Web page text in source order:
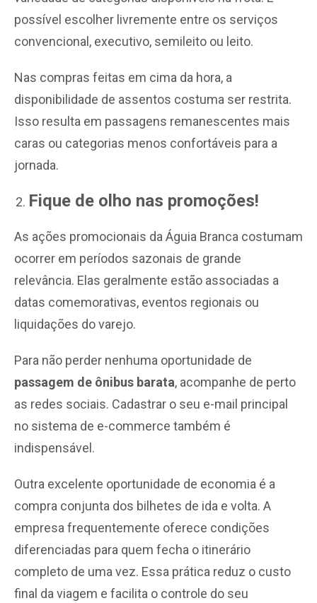
possível escolher livremente entre os serviços
convencional, executivo, semileito ou leito.
Nas compras feitas em cima da hora, a
disponibilidade de assentos costuma ser restrita.
Isso resulta em passagens remanescentes mais
caras ou categorias menos confortáveis para a
jornada.
Fique de olho nas promoções!
As ações promocionais da Águia Branca costumam
ocorrer em períodos sazonais de grande
relevância. Elas geralmente estão associadas a
datas comemorativas, eventos regionais ou
liquidações do varejo.
Para não perder nenhuma oportunidade de
passagem de ônibus barata, acompanhe de perto
as redes sociais. Cadastrar o seu e-mail principal
no sistema de e-commerce também é
indispensável.
Outra excelente oportunidade de economia é a
compra conjunta dos bilhetes de ida e volta. A
empresa frequentemente oferece condições
diferenciadas para quem fecha o itinerário
completo de uma vez. Essa prática reduz o custo
final da viagem e facilita o controle do seu